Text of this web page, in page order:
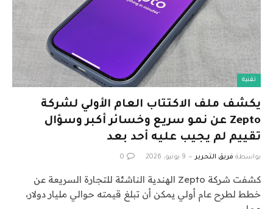
تقنية
يكشف ملف الاكتتاب العام الأولي لشركة
Zepto عن نمو سريع وخسائر أكبر وسؤال
تقييم لم يجيب عليه أحد بعد
بواسطة فريق التحرير 9 يونيو، 2026 0
كشفت شركة Zepto الهندية الناشئة للتجارة السريعة عن
خطط لطرح عام أولي يمكن أن تبلغ قيمته حوالي مليار دولار،